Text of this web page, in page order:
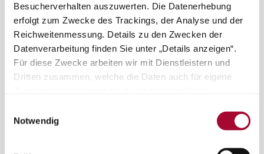
Besucherverhalten auszuwerten. Die Datenerhebung
erfolgt zum Zwecke des Trackings, der Analyse und der
Reichweitenmessung. Details zu den Zwecken der
Datenverarbeitung finden Sie unter „Details anzeigen“.
Für diese Zwecke arbeiten wir mit Dienstleistern und
Dritten zusammen, welche die Daten auch für eigene
„Cookies und Services zulassen“ oder durch Auswählen
einzelner Cookies und Services in der Detailansicht
geben Sie Ihre Einwilligung zur Verarbeitung Ihrer Daten
Notwendig